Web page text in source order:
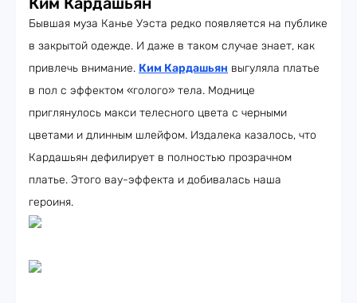
Бывшая муза Канье Уэста редко появляется на публике
в закрытой одежде. И даже в таком случае знает, как
привлечь внимание. Ким Кардашьян выгуляла платье
в пол с эффектом «голого» тела. Моднице
приглянулось макси телесного цвета с черными
цветами и длинным шлейфом. Издалека казалось, что
Кардашьян дефилирует в полностью прозрачном
платье. Этого вау-эффекта и добивалась наша
героиня.